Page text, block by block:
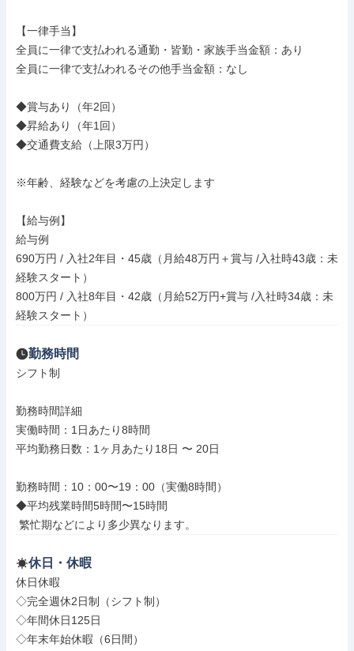
【一律手当】
全員に一律で支払われる通勤・皆勤・家族手当金額：あり
全員に一律で支払われるその他手当金額：なし
◆賞与あり（年2回）
◆昇給あり（年1回）
◆交通費支給（上限3万円）
※年齢、経験などを考慮の上決定します
【給与例】
給与例
690万円 / 入社2年目・45歳（月給48万円＋賞与 /入社時43歳：未
経験スタート）
800万円 / 入社8年目・42歳（月給52万円+賞与 /入社時34歳：未
経験スタート）
勤務時間
シフト制
勤務時間詳細
実働時間：1日あたり8時間
平均勤務日数：1ヶ月あたり18日 〜 20日
勤務時間：10：00〜19：00（実働8時間）
◆平均残業時間5時間〜15時間
繁忙期などにより多少異なります。
休日・休暇
休日休暇
◇完全週休2日制（シフト制）
◇年間休日125日
◇年末年始休暇（6日間）